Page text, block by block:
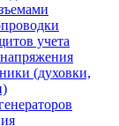
учета
(духовки,